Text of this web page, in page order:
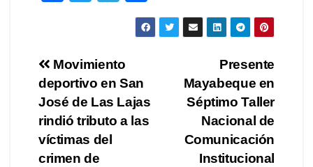
e
b
o
o
k
er
el
gr
a
m
o
m
tir
Navegación
de
entradas
Presente
Mayabeque en
Séptimo Taller
Nacional de
Comunicación
Institucional
Movimiento
deportivo en San
José de Las Lajas
rindió tributo a las
víctimas del
crimen de